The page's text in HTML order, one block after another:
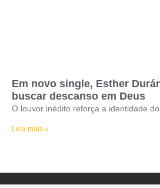
Em novo single, Esther
buscar descanso em Deus
O louvor inédito reforça a identidade
Leia mais »